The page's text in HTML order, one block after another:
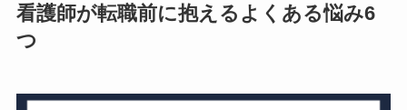
看護師が転職前に抱える よくある悩み6
つ